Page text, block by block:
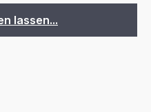
lassen...